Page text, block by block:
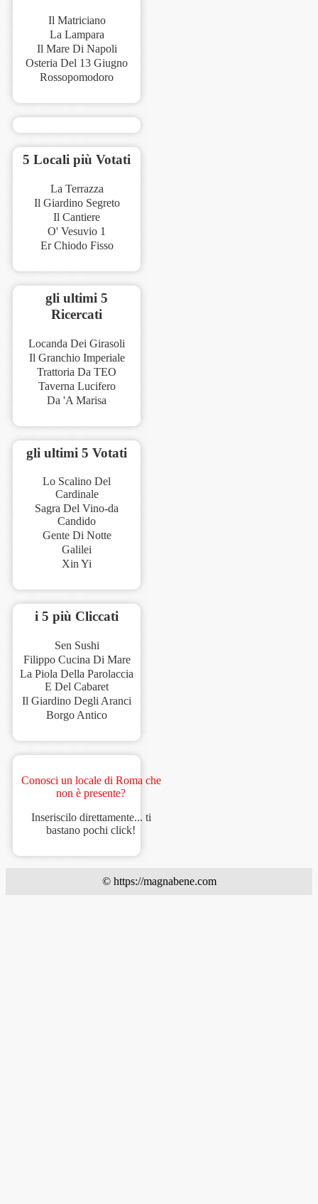
Il Matriciano
La Lampara
Il Mare Di Napoli
Osteria Del 13 Giugno
Rossopomodoro
5 Locali più Votati
La Terrazza
Il Giardino Segreto
Il Cantiere
O' Vesuvio 1
Er Chiodo Fisso
gli ultimi 5
Ricercati
Locanda Dei Girasoli
Il Granchio Imperiale
Trattoria Da TEO
Taverna Lucifero
Da 'A Marisa
gli ultimi 5 Votati
Lo Scalino Del
Cardinale
Sagra Del Vino-da
Candido
Gente Di Notte
Galilei
Xin Yi
i 5 più Cliccati
Sen Sushi
Filippo Cucina Di Mare
La Piola Della Parolaccia
E Del Cabaret
Il Giardino Degli Aranci
Borgo Antico
Conosci un locale di Roma che
non è presente?
Inseriscilo direttamente... ti
bastano pochi click!
© https://magnabene.com